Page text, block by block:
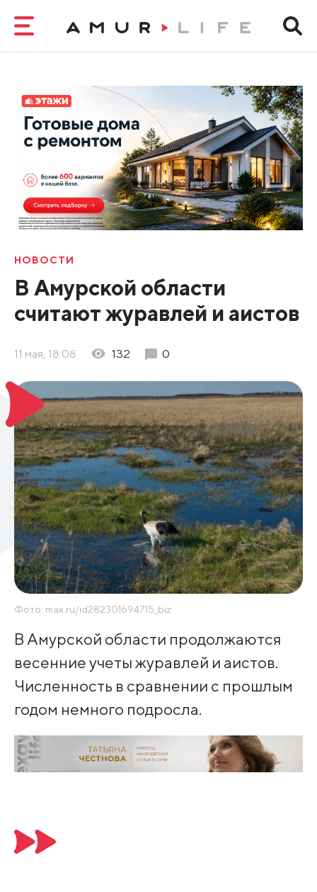
НОВОСТИ
В Амурской области
считают журавлей и аистов
11 мая, 18:08 132 0
Фото: max.ru/id282301694715_biz
В Амурской области продолжаются
весенние учеты журавлей и аистов.
Численность в сравнении с прошлым
годом немного подросла.